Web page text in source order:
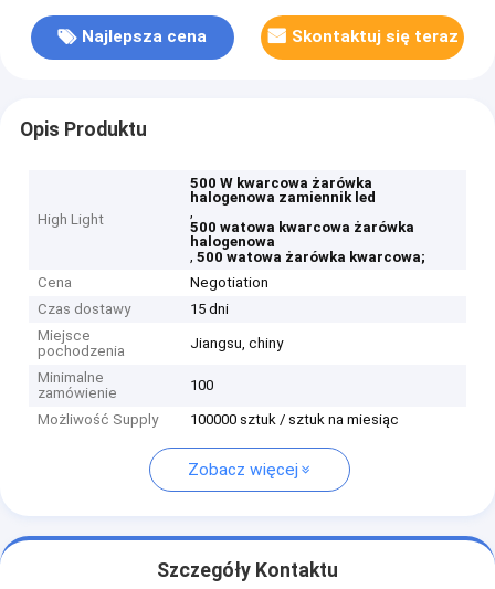
Najlepsza cena Skontaktuj się teraz
Opis Produktu
High Light
500 W kwarcowa żarówka
halogenowa zamiennik led
,
500 watowa kwarcowa żarówka
halogenowa
,500 watowa żarówka kwarcowa;
Cena
Negotiation
Czas dostawy
15 dni
Miejsce
pochodzenia
Jiangsu, chiny
Minimalne
zamówienie
100
Możliwość Supply 100000 sztuk / sztuk na miesiąc
Zobacz więcej
Szczegóły Kontaktu